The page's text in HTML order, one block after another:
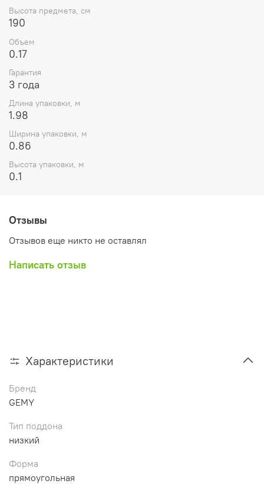
Высота предмета, см
190
Объем
0.17
Гарантия
3 года
Длина упаковки, м
1.98
Ширина упаковки, м
0.86
Высота упаковки, м
0.1
Отзывы
Отзывов еще никто не оставлял
Написать отзыв
Характеристики
Бренд
GEMY
Тип поддона
низкий
Форма
прямоугольная